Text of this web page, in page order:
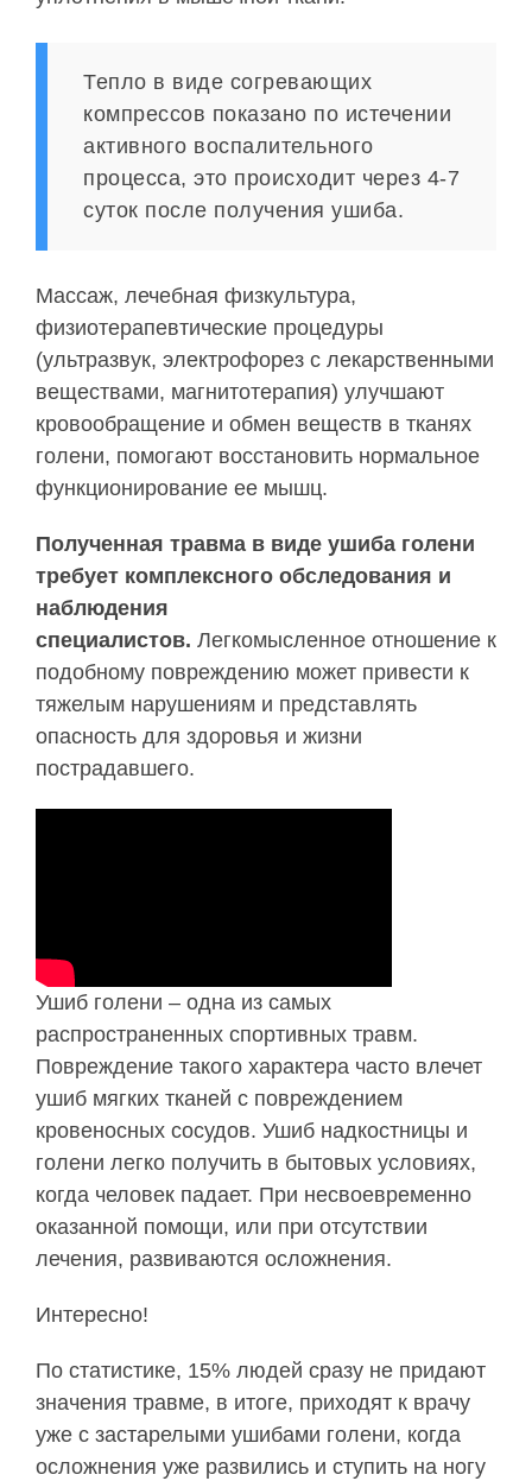
Тепло в виде согревающих
компрессов показано по истечении
активного воспалительного
процесса, это происходит через 4-7
суток после получения ушиба.
Массаж, лечебная физкультура,
физиотерапевтические процедуры
(ультразвук, электрофорез с лекарственными
веществами, магнитотерапия) улучшают
кровообращение и обмен веществ в тканях
голени, помогают восстановить нормальное
функционирование ее мышц.
Полученная травма в виде ушиба голени
требует комплексного обследования и
наблюдения
специалистов. Легкомысленное отношение к
подобному повреждению может привести к
тяжелым нарушениям и представлять
опасность для здоровья и жизни
пострадавшего.
Ушиб голени – одна из самых
распространенных спортивных травм.
Повреждение такого характера часто влечет
ушиб мягких тканей с повреждением
кровеносных сосудов. Ушиб надкостницы и
голени легко получить в бытовых условиях,
когда человек падает. При несвоевременно
оказанной помощи, или при отсутствии
лечения, развиваются осложнения.
Интересно!
По статистике, 15% людей сразу не придают
значения травме, в итоге, приходят к врачу
уже с застарелыми ушибами голени, когда
осложнения уже развились и ступить на ногу